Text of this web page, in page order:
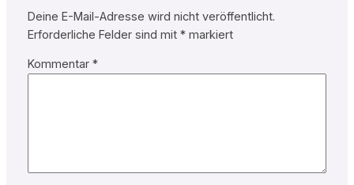
Deine E-Mail-Adresse wird nicht veröffentlicht.
Erforderliche Felder sind mit *markiert
Kommentar *